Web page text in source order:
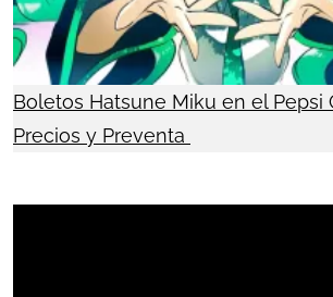
Boletos Hatsune Miku en el Pepsi
Precios y Preventa